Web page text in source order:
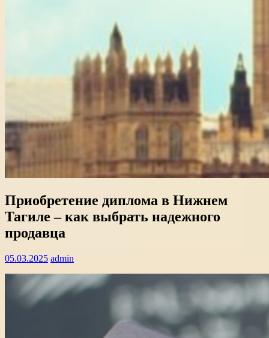
Приобретение диплома в Нижнем
Тагиле – как выбрать надежного
продавца
05.03.2025 admin